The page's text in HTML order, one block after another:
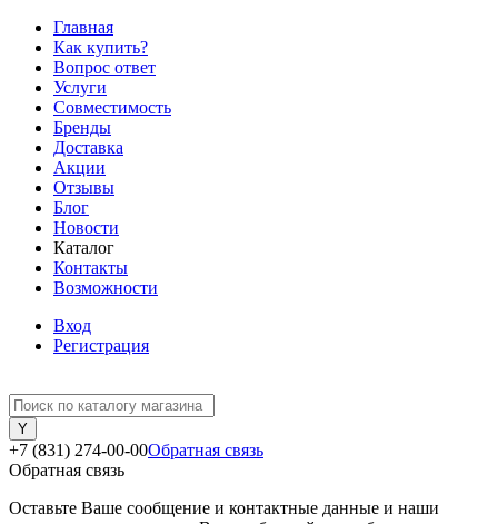
Главная
Как купить?
Вопрос ответ
Услуги
Совместимость
Бренды
Доставка
Акции
Отзывы
Блог
Новости
Каталог
Контакты
Возможности
Вход
Регистрация
+7 (831) 274-00-00Обратная связь
Обратная связь
Оставьте Ваше сообщение и контактные данные и наши